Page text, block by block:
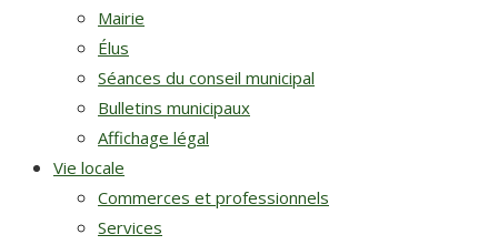
Mairie
Élus
Séances du conseil municipal
Bulletins municipaux
Affichage légal
Vie locale
Commerces et professionnels
Services